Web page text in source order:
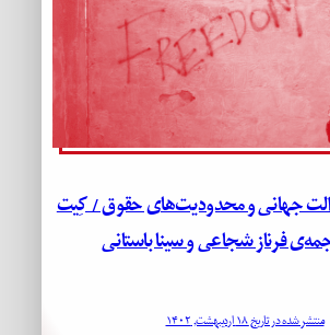
جهانی و محدودیت‌های حقوق / کِیت
فرناز شجاعی و سینا باستانی
منتشر شده در تاریخ ۱۸ اردیبهشت, ۱۴۰۲